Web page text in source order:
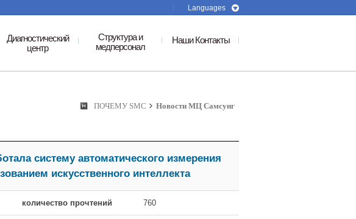
Languages
Диагностический
центр
Структура и
медперсонал
Наши Контакты
ПОЧЕМУ SMC Новости МЦ Самсунг
систему автоматического измерения
искусственного интеллекта
количество прочтений 760